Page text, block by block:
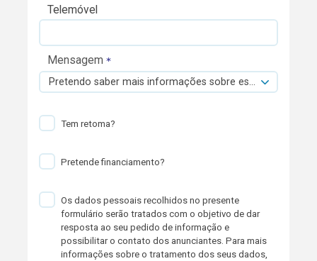
Telemóvel
Mensagem
Pretendo saber mais informações sobre esta viatura.
Tem retoma?
Pretende financiamento?
Os dados pessoais recolhidos no presente
formulário serão tratados com o objetivo de dar
resposta ao seu pedido de informação e
possibilitar o contato dos anunciantes. Para mais
informações sobre o tratamento dos seus dados,